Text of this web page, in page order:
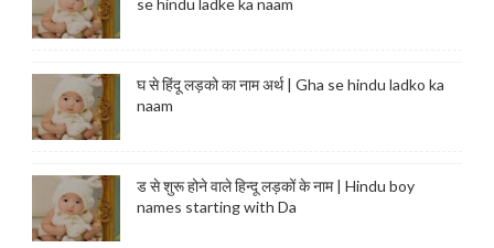
se hindu ladke ka naam
घ से हिंदू लड़को का नाम अर्थ | Gha se hindu ladko ka
naam
ड से शुरू होने वाले हिन्दू लड़कों के नाम | Hindu boy
names starting with Da